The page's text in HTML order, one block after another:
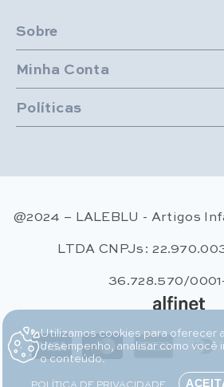
Sobre
Minha Conta
Políticas
@2024 – LALEBLU - Artigos
LTDA CNPJs:
36.728.570/
Utilizamos cookies para oferecer
desempenho, analisar como
o conteúdo.
POLÍTICA DE PRIVACIDADE